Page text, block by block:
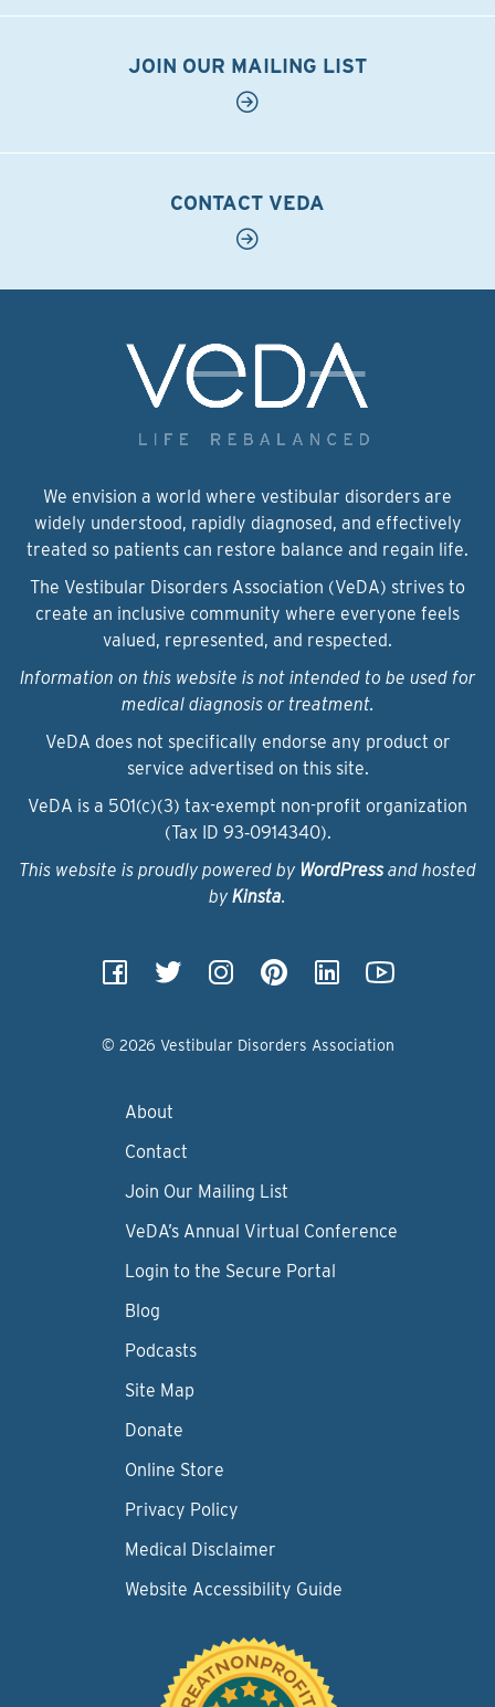
JOIN OUR MAILING LIST
CONTACT VEDA
We envision a world where vestibular disorders are
widely understood, rapidly diagnosed, and effectively
treated so patients can restore balance and regain life.
The Vestibular Disorders Association (VeDA) strives to
create an inclusive community where everyone feels
valued, represented, and respected.
Information on this website is not intended to be used for
medical diagnosis or treatment.
VeDA does not specifically endorse any product or
service advertised on this site.
VeDA is a 501(c)(3) tax-exempt non-profit organization
(Tax ID 93‑0914340).
This website is proudly powered by WordPressand hosted
by Kinsta.
© 2026 Vestibular Disorders Association
About
Contact
Join Our Mailing List
VeDA’s Annual Virtual Conference
Login to the Secure Portal
Blog
Podcasts
Site Map
Donate
Online Store
Privacy Policy
Medical Disclaimer
Website Accessibility Guide